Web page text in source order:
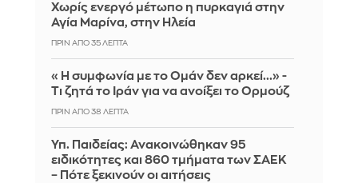
Χωρίς ενεργό μέτωπο η πυρκαγιά στην
Αγία Μαρίνα, στην Ηλεία
ΠΡΙΝ ΑΠΌ 35 ΛΕΠΤΆ
«Η συμφωνία με το Ομάν δεν αρκεί...» -
Τι ζητά το Ιράν για να ανοίξει το Ορμούζ
ΠΡΙΝ ΑΠΌ 38 ΛΕΠΤΆ
Υπ. Παιδείας: Ανακοινώθηκαν 95
ειδικότητες και 860 τμήματα των ΣΑΕΚ
– Πότε ξεκινούν οι αιτήσεις